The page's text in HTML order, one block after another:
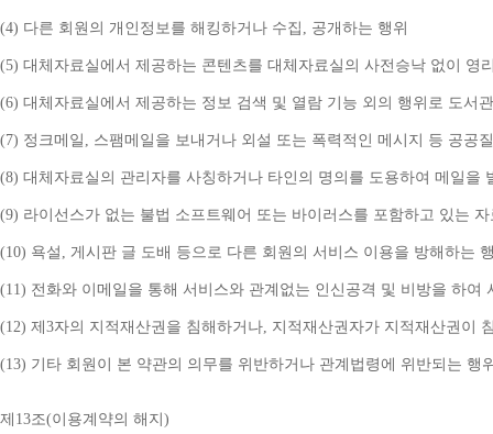
(4) 다른 회원의 개인정보를 해킹하거나 수집 , 공개하는 행위
(5) 대체자료실에서 제공하는 콘텐츠를 대체자료실의 사전승낙 없이 영
(6) 대체자료실에서 제공하는 정보 검색 및 열람 기능 외의 행위로 도서
(7) 정크메일 , 스팸메일을 보내거나 외설 또는 폭력적인 메시지 등 공공
(8) 대체자료실의 관리자를 사칭하거나 타인의 명의를 도용하여 메일을
(9) 라이선스가 없는 불법 소프트웨어 또는 바이러스를 포함하고 있는
(10) 욕설 , 게시판 글 도배 등으로 다른 회원의 서비스 이용을 방해하는
(11) 전화와 이메일을 통해 서비스와 관계없는 인신공격 및 비방을 하여
(12) 제 3자의 지적재산권을 침해하거나, 지적재산권자가 지적재산권이
(13) 기타 회원이 본 약관의 의무를 위반하거나 관계법령에 위반되는 행
제 13조(이용계약의 해지 )